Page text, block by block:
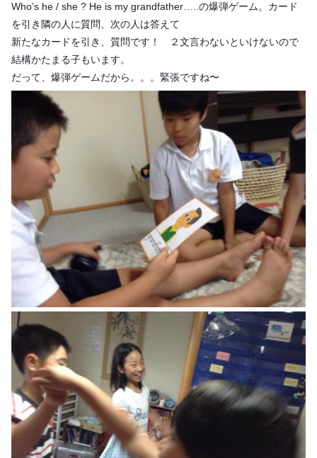
Who’s he / she ? He is my grandfather…..の爆弾ゲーム。カード
を引き隣の人に質問、次の人は答えて
新たなカードを引き、質問です！ ２文言わないといけないので
結構かたまる子もいます。
だって、爆弾ゲームだから。。。緊張ですね〜